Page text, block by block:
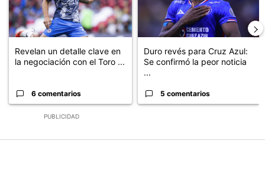
PUBLICIDAD
Revelan un detalle clave en
la negociación con el Toro ...
6 comentarios
Duro revés para Cruz Azul:
Se confirmó la peor noticia
...
5 comentarios